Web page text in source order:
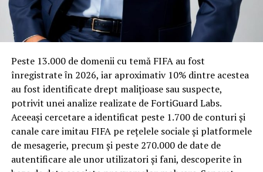
Rotația rapidă a oaspeților cere
materiale rezistente
Spre diferență de o locuință obișnuită, o cameră de hotel
trece printr-un ciclu de utilizare intensă: oaspeți diferiți,
bagaje trase pe roți, curățenie zilnică, uneori mai multe
rezervări consecutive în aceeași săptămână. Această
frecvență ridicată de utilizare pune presiune reală pe
orice suprafață, iar pardoseala este printre primele
elemente afectate vizibil, mai ales în zona din jurul
patului și a ușii de acces.
Peste 13.000 de domenii cu temă FIFA au fost
înregistrate ȋn 2026, iar aproximativ 10% dintre acestea
au fost identificate drept malițioase sau suspecte,
potrivit unei analize realizate de FortiGuard Labs.
Aceeași cercetare a identificat peste 1.700 de conturi și
canale care imitau FIFA pe rețelele sociale și platformele
de mesagerie, precum și peste 270.000 de date de
autentificare ale unor utilizatori și fani, descoperite în